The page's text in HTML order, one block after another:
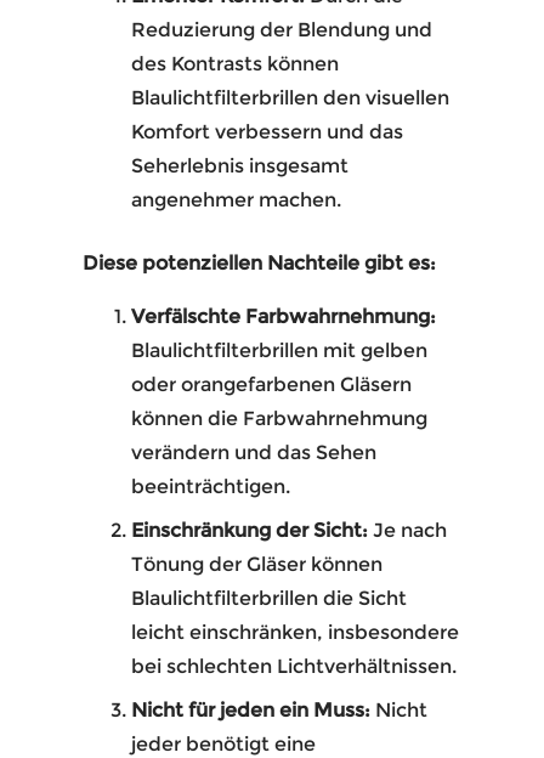
Reduzierung der Blendung und
des Kontrasts können
Blaulichtfilterbrillen den visuellen
Komfort verbessern und das
Seherlebnis insgesamt
angenehmer machen.
Diese potenziellen Nachteile gibt es:
Verfälschte Farbwahrnehmung:
Blaulichtfilterbrillen mit gelben
oder orangefarbenen Gläsern
können die Farbwahrnehmung
verändern und das Sehen
beeinträchtigen.
Einschränkung der Sicht: Je nach
Tönung der Gläser können
Blaulichtfilterbrillen die Sicht
leicht einschränken, insbesondere
bei schlechten Lichtverhältnissen.
Nicht für jeden ein Muss: Nicht
jeder benötigt eine